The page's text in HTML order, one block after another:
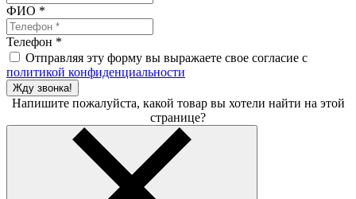
ФИО *
Телефон *
Отправляя эту форму вы выражаете свое согласие с
политикой конфиденциальности
Жду звонка!
Напишите пожалуйста, какой товар вы хотели найти на этой
странице?